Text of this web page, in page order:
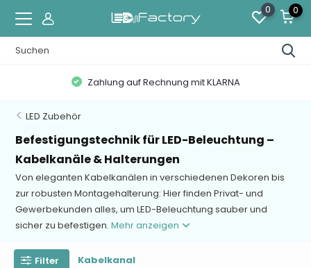
0 0
Zahlung auf Rechnung mit KLARNA
LED Zubehör
Befestigungstechnik für LED-Beleuchtung –
Kabelkanäle & Halterungen
Von eleganten Kabelkanälen in verschiedenen Dekoren bis
zur robusten Montagehalterung: Hier finden Privat- und
Gewerbekunden alles, um LED-Beleuchtung sauber und
sicher zu befestigen.Mehr anzeigen
Filter Kabelkanal